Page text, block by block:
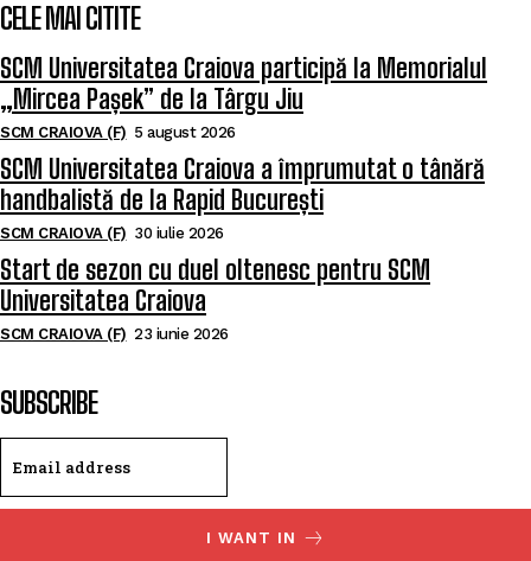
CELE MAI CITITE
SCM Universitatea Craiova participă la Memorialul
„Mircea Pașek” de la Târgu Jiu
SCM CRAIOVA (F) 5 august 2026
SCM Universitatea Craiova a împrumutat o tânără
handbalistă de la Rapid București
SCM CRAIOVA (F) 30 iulie 2026
Start de sezon cu duel oltenesc pentru SCM
Universitatea Craiova
SCM CRAIOVA (F) 23 iunie 2026
SUBSCRIBE
I WANT IN